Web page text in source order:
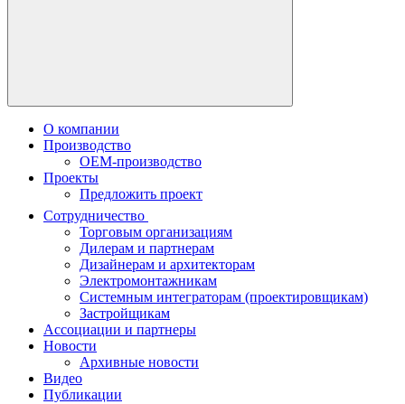
О компании
Производство
OEM-производство
Проекты
Предложить проект
Сотрудничество
Торговым организациям
Дилерам и партнерам
Дизайнерам и архитекторам
Электромонтажникам
Системным интеграторам (проектировщикам)
Застройщикам
Ассоциации и партнеры
Новости
Архивные новости
Видео
Публикации